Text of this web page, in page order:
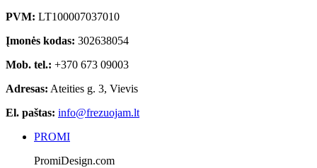
PVM: LT100007037010
Įmonės kodas: 302638054
Mob. tel.: +370 673 09003
Adresas: Ateities g. 3, Vievis
El. paštas: info@frezuojam.lt
PROMI
PromiDesign.com